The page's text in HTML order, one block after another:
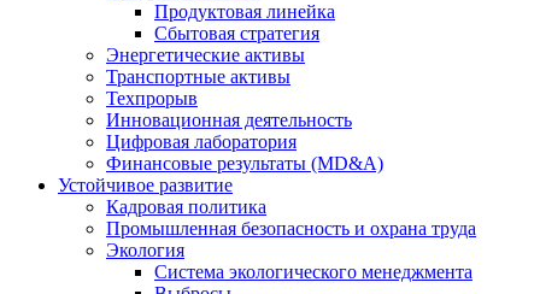
Продуктовая линейка
Сбытовая стратегия
Энергетические активы
Транспортные активы
Техпрорыв
Инновационная деятельность
Цифровая лаборатория
Финансовые результаты (MD&A)
Устойчивое развитие
Кадровая политика
Промышленная безопасность и охрана труда
Экология
Система экологического менеджмента